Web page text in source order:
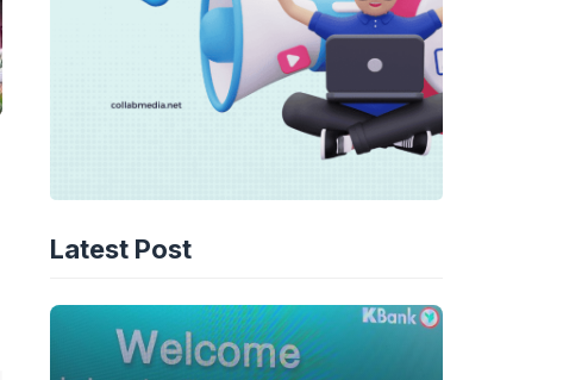
Latest Post